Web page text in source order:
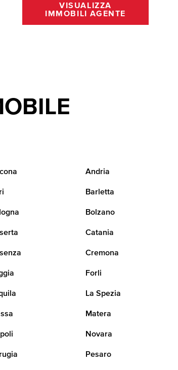
VISUALIZZA
IMMOBILI AGENTE
Andria
Barletta
Bolzano
Catania
Cremona
Forli
La Spezia
Matera
Novara
Pesaro